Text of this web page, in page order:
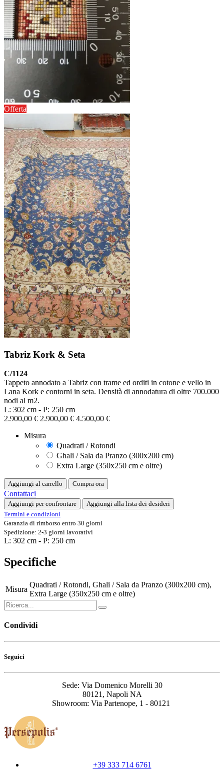
Offerta
Tabriz Kork & Seta
C/1124
Tappeto annodato a Tabriz con trame ed orditi in cotone e vello in
Lana Kork e contorni in seta. Densità di annodatura di oltre 700.000
nodi al m2.
L: 302 cm - P: 250 cm
2.900,00 € 2.900,00€ 4.500,00€
Misura
Quadrati / Rotondi
Ghali / Sala da Pranzo (300x200 cm)
Extra Large (350x250 cm e oltre)
Aggiungi al carrello Compra ora
Contattaci
Aggiungi per confrontare
Aggiungi alla lista dei desideri
Termini e condizioni
Garanzia di rimborso entro 30 giorni
Spedizione: 2-3 giorni lavorativi
L: 302 cm - P: 250 cm
Specifiche
Misura
Quadrati / Rotondi, Ghali / Sala da Pranzo (300x200 cm),
Extra Large (350x250 cm e oltre)
Condividi
Seguici
Sede: Via Domenico Morelli 30
80121, Napoli NA
Showroom: Via Partenope, 1 - 80121
+39 333 714 6761